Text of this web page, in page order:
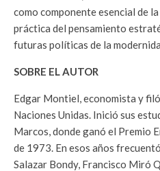
como componente esencial de
práctica del pensamiento
futuras políticas de la
SOBRE EL AUTOR
Edgar Montiel, economista y
Naciones Unidas. Inició sus
Marcos, donde ganó el Premio
de 1973. En esos años
Salazar Bondy, Francisco Miró